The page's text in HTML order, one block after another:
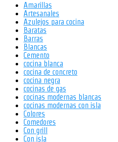
Amarillas
Artesanales
Azulejos para cocina
Baratas
Barras
Blancas
Cemento
cocina blanca
cocina de concreto
cocina negra
cocinas de gas
cocinas modernas blancas
cocinas modernas con isla
Colores
Comedores
Con grill
Con isla